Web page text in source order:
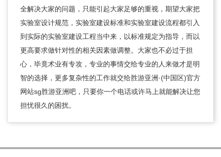
全解决大家的问题，只能引起大家足够的重视，期望大家把
实验室设计规范，实验室建设标准和实验室建设流程都引入
到实际的实验室建设工程当中来，以标准规定为指导，而以
更高要求做针对性的相关因素做调整。大家也不必过于担
心，毕竟术业有专攻，专业的事情交给专业的人来做才是明
智的选择，更多复杂性的工作就交给胜游亚洲·(中国区)官方
网站sg胜游亚洲吧，只要你一个电话或许马上就能解决让您
担忧很久的困扰。